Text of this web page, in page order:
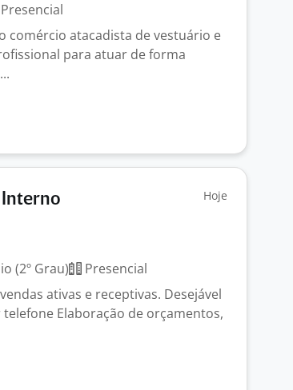
Presencial
comércio atacadista de vestuário e
para atuar de forma
Hoje
(2º Grau)
Presencial
ativas e receptivas. Desejável
Elaboração de orçamentos,